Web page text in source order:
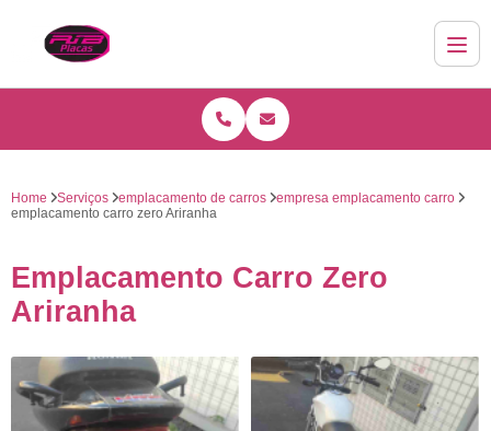
Home Serviços emplacamento de carros
empresa emplacamento carro
emplacamento carro zero Ariranha
Emplacamento Carro Zero
Ariranha